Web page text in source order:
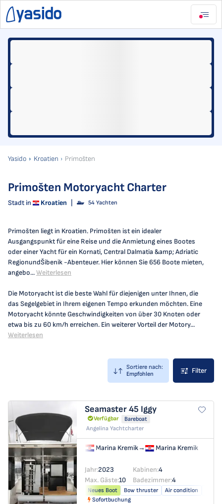
Yasido Kroatien Primošten
Primošten Motoryacht Charter
Stadt in Kroatien 54 Yachten
Primošten liegt in Kroatien. Primošten ist ein idealer
Ausgangspunkt für eine Reise und die Anmietung eines Bootes
oder einer Yacht für ein Kornati, Central Dalmatia &amp; Adriatic
RegionundŠibenik -Abenteuer. Hier können Sie 656 Boote mieten,
angebo...Weiterlesen
Die Motoryacht ist die beste Wahl für diejenigen unter Ihnen, die
das Segelgebiet in Ihrem eigenen Tempo erkunden möchten. Eine
Motoryacht könnte Geschwindigkeiten von über 30 Knoten oder
etwa bis zu 60 km/h erreichen. Ein weiterer Vorteil der Motory...
Weiterlesen
Sortiere nach:
Empfohlen
Filter
Seamaster 45 Iggy
Verfügbar
Bareboat
Angelina Yachtcharter
Marina Kremik→ Marina Kremik
Jahr:2023 Kabinen:4
Max. Gäste:10 Badezimmer:4
Neues Boot Bow thruster Air condition
Sofortbuchung